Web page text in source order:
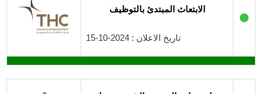
●
الابتعاث المبتدئ بالتوظيف
تاريخ الاعلان : 2024-10-15